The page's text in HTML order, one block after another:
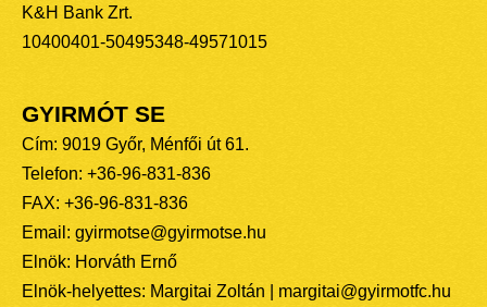
K&H Bank Zrt.
10400401-50495348-49571015
GYIRMÓT SE
Cím: 9019 Győr, Ménfői út 61.
Telefon: +36-96-831-836
FAX: +36-96-831-836
Email: gyirmotse@gyirmotse.hu
Elnök: Horváth Ernő
Elnök-helyettes: Margitai Zoltán | margitai@gyirmotfc.hu